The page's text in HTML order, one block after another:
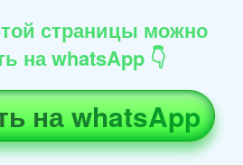
страницы можно
на whatsApp 👇
на whatsApp